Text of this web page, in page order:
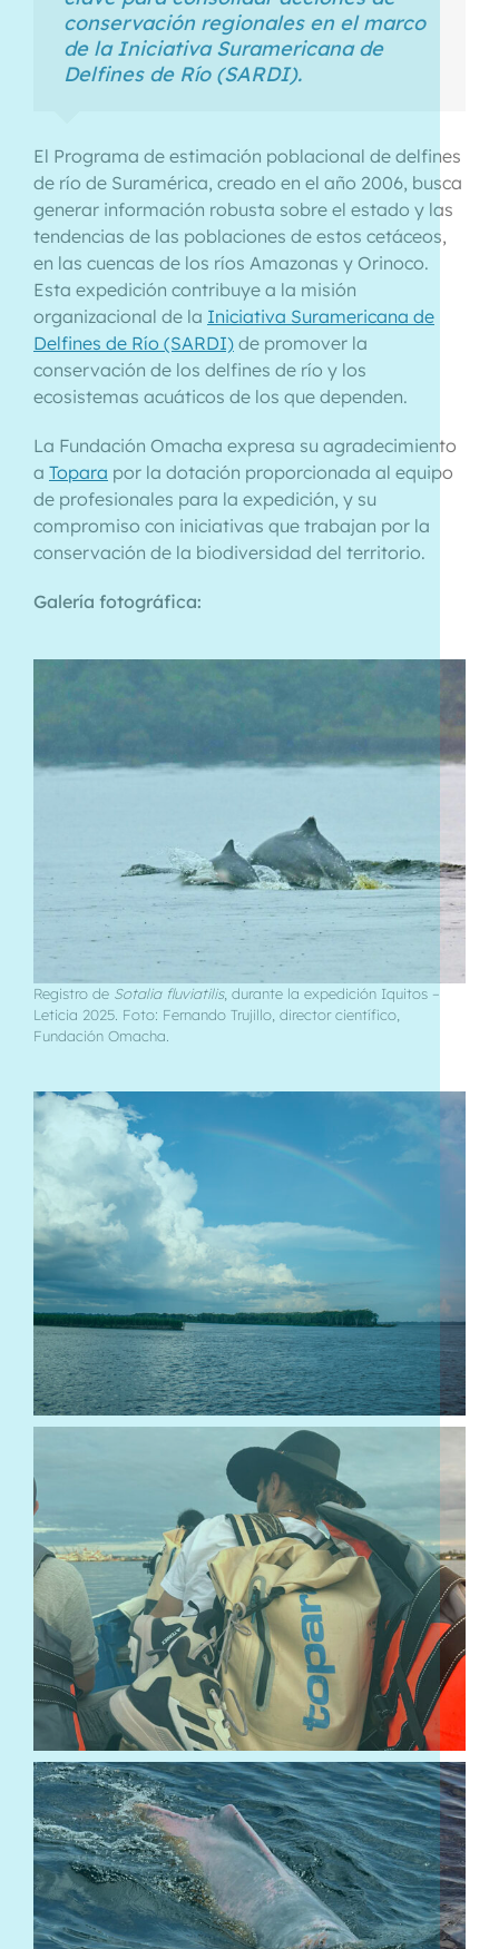
conservación regionales en el marco
de la Iniciativa Suramericana de
Delfines de Río (SARDI).
El Programa de estimación poblacional de delfines
de río de Suramérica, creado en el año 2006, busca
generar información robusta sobre el estado y las
tendencias de las poblaciones de estos cetáceos,
en las cuencas de los ríos Amazonas y Orinoco.
Esta expedición contribuye a la misión
organizacional de la Iniciativa Suramericana de
Delfines de Río (SARDI)de promover la
conservación de los delfines de río y los
ecosistemas acuáticos de los que dependen.
La Fundación Omacha expresa su agradecimiento
a Topara por la dotación proporcionada al equipo
de profesionales para la expedición, y su
compromiso con iniciativas que trabajan por la
conservación de la biodiversidad del territorio.
Galería fotográfica:
Registro de Sotalia fluviatilis, durante la expedición Iquitos –
Leticia 2025. Foto: Fernando Trujillo, director científico,
Fundación Omacha.